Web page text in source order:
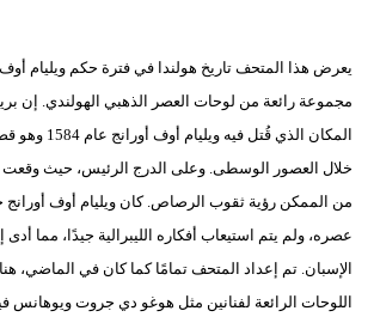
يعرض هذا المتحف تاريخ هولندا في فترة حكم ويليام أوف
مجموعة رائعة من لوحات العصر الذهبي الهولندي. إن
المكان الذي قُتل
خلال العصور الوسطى. وعلى الدرج الرئيس، حيث وقعت
من الممكن رؤية ثقوب الرصاص. كان ويليام أوف أورانج
عصره، ولم يتم استيعاب أفكاره الليبرالية جيدًا، مما أدى
الإسبان. تم إعداد المتحف تمامًا كما كان في الماضي،
اللوحات الرائعة لفنانين مثل هوغو دي جروت ويوهانس